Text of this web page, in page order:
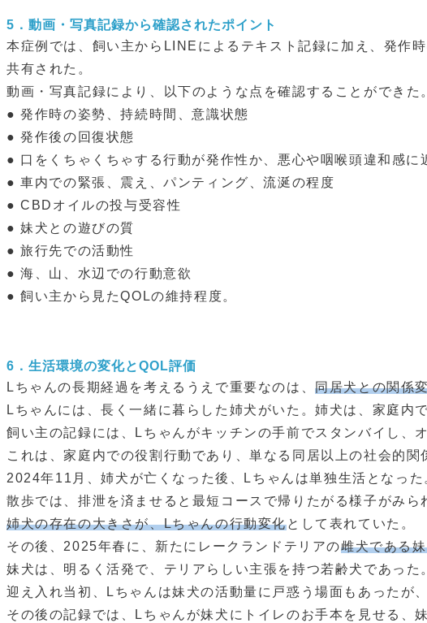
5． 動画・写真記録から確認されたポイント
本症例では、飼い主からLINEによるテキスト記録に加え、発作
共有された。
動画・写真記録により、以下のような点を確認することができた
● 発作時の姿勢、持続時間、意識状態
● 発作後の回復状態
● 口をくちゃくちゃする行動が発作性か、悪心や咽喉頭違和感に
● 車内での緊張、震え、パンティング、流涎の程度
● CBDオイルの投与受容性
● 妹犬との遊びの質
● 旅行先での活動性
● 海、山、水辺での行動意欲
● 飼い主から見たQOLの維持程度。
6． 生活環境の変化とQOL評価
Lちゃんの長期経過を考えるうえで重要なのは、同居犬との関係
Lちゃんには、長く一緒に暮らした姉犬がいた。姉犬は、家庭内
飼い主の記録には、Lちゃんがキッチンの手前でスタンバイし、
これは、家庭内での役割行動であり、単なる同居以上の社会的関
2024年11月、姉犬が亡くなった後、Lちゃんは単独生活となった
散歩では、排泄を済ませると最短コースで帰りたがる様子がみら
姉犬の存在の大きさが、Lちゃんの行動変化として表れていた。
その後、2025年春に、新たにレークランドテリアの雌犬である
妹犬は、明るく活発で、テリアらしい主張を持つ若齢犬であった
迎え入れ当初、Lちゃんは妹犬の活動量に戸惑う場面もあったが
その後の記録では、Lちゃんが妹犬にトイレのお手本を見せる、